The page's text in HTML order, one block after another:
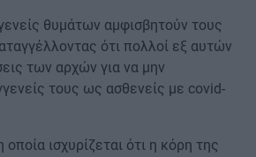
θυμάτων αμφισβητούν τους
ότι πολλοί εξ αυτών
των αρχών για να μην
τους ως ασθενείς με covid-
οποία ισχυρίζεται ότι η κόρη της